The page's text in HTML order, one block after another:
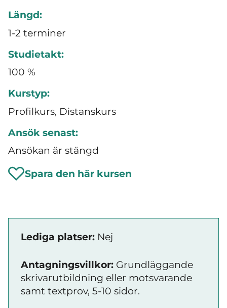
Längd:
1-2 terminer
Studietakt:
100 %
Kurstyp:
Profilkurs, Distanskurs
Ansök senast:
Ansökan är stängd
Spara den här kursen
Lediga platser: Nej
Antagningsvillkor: Grundläggande
skrivarutbildning eller motsvarande
samt textprov, 5-10 sidor.